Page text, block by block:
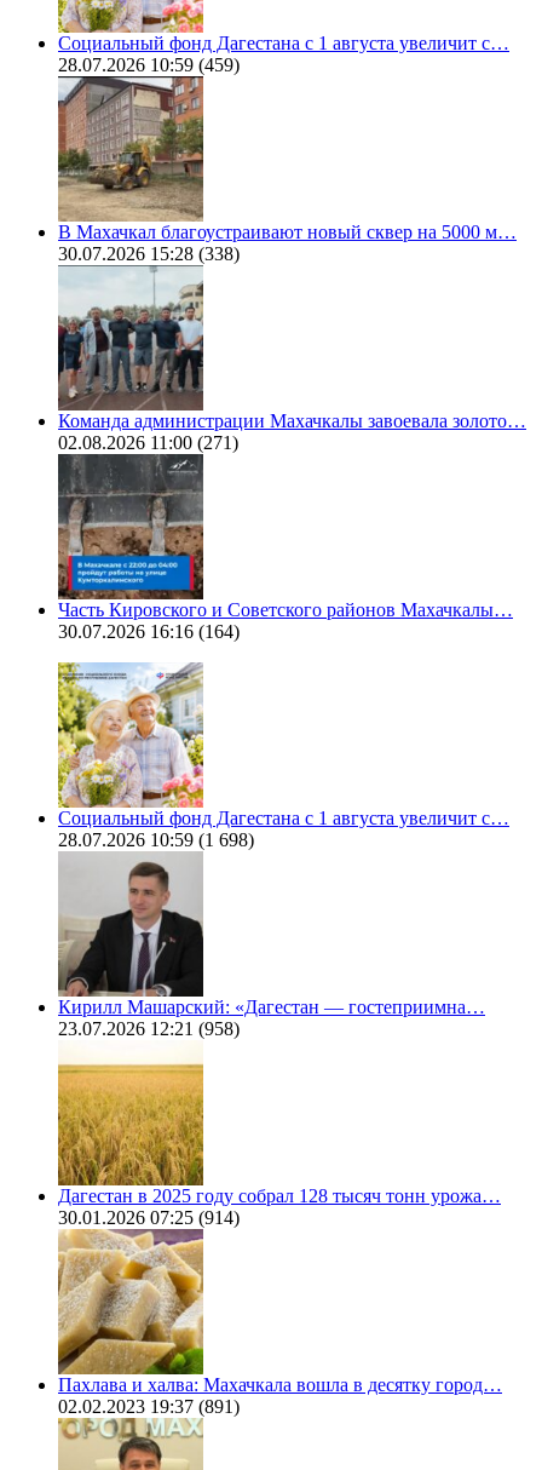
Социальный фонд Дагестана с 1 августа увеличит с…
28.07.2026 10:59 (459)
В Махачкал благоустраивают новый сквер на 5000 м…
30.07.2026 15:28 (338)
Команда администрации Махачкалы завоевала золото…
02.08.2026 11:00 (271)
Часть Кировского и Советского районов Махачкалы…
30.07.2026 16:16 (164)
Социальный фонд Дагестана с 1 августа увеличит с…
28.07.2026 10:59 (1 698)
Кирилл Машарский: «Дагестан — гостеприимна…
23.07.2026 12:21 (958)
Дагестан в 2025 году собрал 128 тысяч тонн урожа…
30.01.2026 07:25 (914)
Пахлава и халва: Махачкала вошла в десятку город…
02.02.2023 19:37 (891)